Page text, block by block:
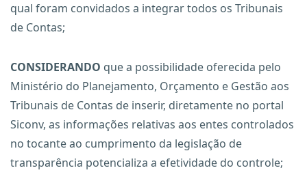
qual foram convidados a integrar todos os Tribunais
de Contas;
CONSIDERANDO que a possibilidade oferecida pelo
Ministério do Planejamento, Orçamento e Gestão aos
Tribunais de Contas de inserir, diretamente no portal
Siconv, as informações relativas aos entes controlados
no tocante ao cumprimento da legislação de
transparência potencializa a efetividade do controle;